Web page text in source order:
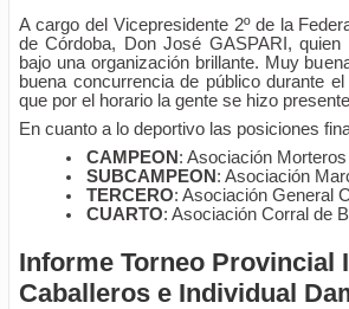
A cargo del Vicepresidente 2º de la
de Córdoba, Don José GASPARI,
bajo una organización brillante. Muy
buena concurrencia de público durante
que por el horario la gente se hizo
En cuanto a lo deportivo las posiciones
CAMPEON : Asociación
SUBCAMPEON : Asociación
TERCERO: Asociación General
CUARTO: Asociación Corral de
Informe Torneo Provincial
Caballeros e Individual